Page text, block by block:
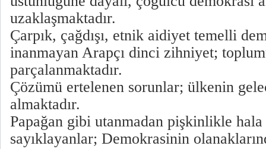
uzaklaşmaktadır.
Çarpık, çağdışı, etnik aidiyet temelli
inanmayan Arapçı dinci zihniyet;
parçalanmaktadır.
Çözümü ertelenen sorunlar; ülkenin
almaktadır.
Papağan gibi utanmadan pişkinlikle
sayıklayanlar; Demokrasinin